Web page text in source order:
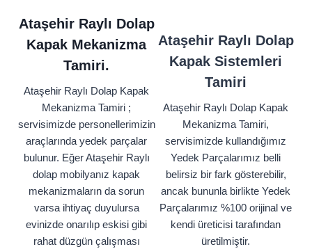
Ataşehir Raylı Dolap
Kapak Mekanizma
Tamiri.
Ataşehir Raylı Dolap Kapak
Mekanizma Tamiri ;
servisimizde personellerimizin
araçlarında yedek parçalar
bulunur. Eğer Ataşehir Raylı
dolap mobilyanız kapak
mekanizmaların da sorun
varsa ihtiyaç duyulursa
evinizde onarılıp eskisi gibi
rahat düzgün çalışması
Ataşehir Raylı Dolap
Kapak Sistemleri
Tamiri
Ataşehir Raylı Dolap Kapak
Mekanizma Tamiri,
servisimizde kullandığımız
Yedek Parçalarımız belli
belirsiz bir fark gösterebilir,
ancak bununla birlikte Yedek
Parçalarımız %100 orijinal ve
kendi üreticisi tarafından
üretilmiştir.